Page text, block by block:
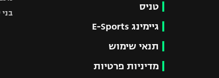
טניס
גיימינג E-Sports
תנאי שימוש
מדיניות פרטיות
בני